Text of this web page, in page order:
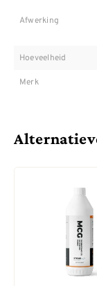
Afwerking
Hoeveelheid
Merk